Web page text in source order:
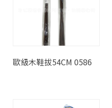
歐級木鞋拔54CM 0586